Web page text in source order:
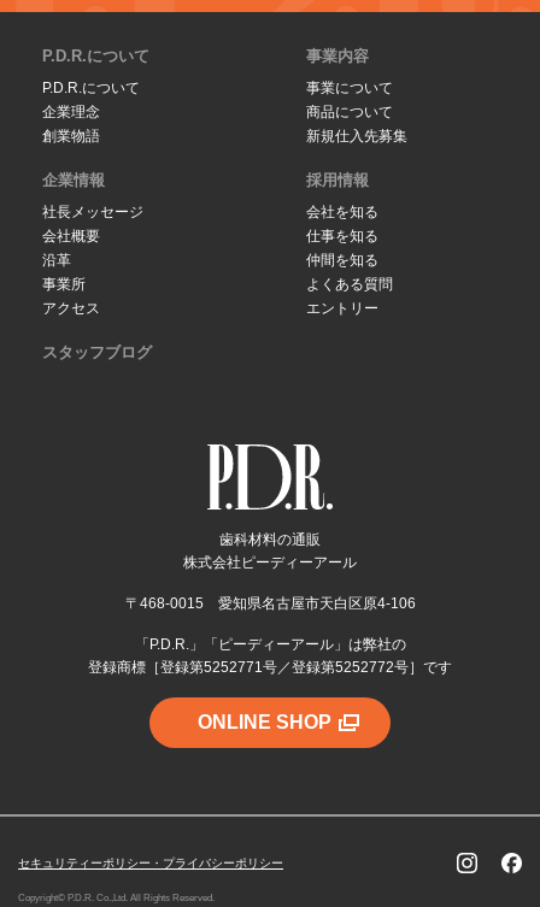
歯科材料の通販
株式会社ピーディーアール
〒468-0015 愛知県名古屋市天白区原4-106
「P.D.R.」「ピーディーアール」は弊社の
登録商標［登録第5252771号／登録第5252772号］です
ONLINE SHOP
P.D.R.について
P.D.R.について
企業理念
創業物語
事業内容
事業について
商品について
新規仕入先募集
企業情報
社長メッセージ
会社概要
沿革
事業所
アクセス
採用情報
会社を知る
仕事を知る
仲間を知る
よくある質問
エントリー
スタッフブログ
セキュリティーポリシー・プライバシーポリシー
Copyright© P.D.R. Co.,Ltd. All Rights Reserved.